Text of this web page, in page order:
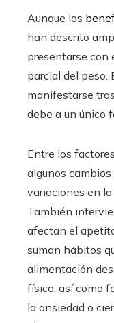
Aunque los
han descrito
presentarse con
parcial del peso.
manifestarse
debe a un único
Entre los
algunos
variaciones en
También
afectan el
suman hábitos
alimentación
física, así como
la ansiedad o